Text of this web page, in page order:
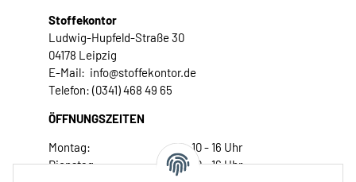
Stoffekontor
Ludwig-Hupfeld-Straße 30
04178 Leipzig
E-Mail: info@stoffekontor.de
Telefon: (0341) 468 49 65
ÖFFNUNGSZEITEN
Montag:
10 - 16 Uhr
Dienstag:
10 - 16 Uhr